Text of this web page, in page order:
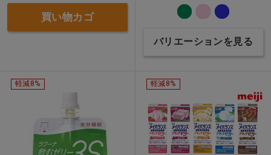
買い物カゴ
バリエーションを見る
軽減8% 軽減8%